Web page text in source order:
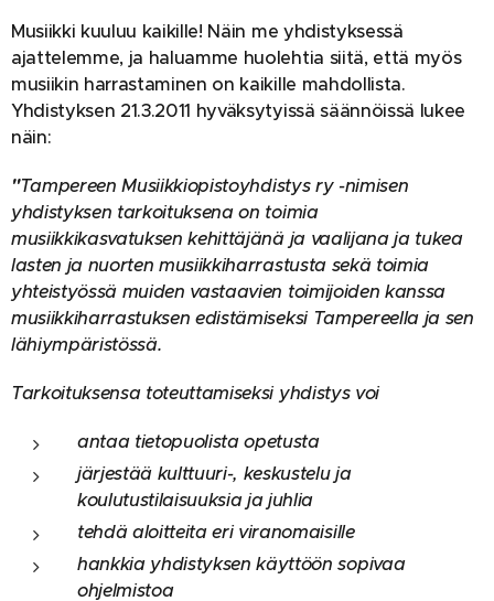
Musiikki kuuluu kaikille! Näin me yhdistyksessä
ajattelemme, ja haluamme huolehtia siitä, että myös
musiikin harrastaminen on kaikille mahdollista.
Yhdistyksen 21.3.2011 hyväksytyissä säännöissä lukee
näin:
"Tampereen Musiikkiopistoyhdistys ry -nimisen
yhdistyksen tarkoituksena on toimia
musiikkikasvatuksen kehittäjänä ja vaalijana ja tukea
lasten ja nuorten musiikkiharrastusta sekä toimia
yhteistyössä muiden vastaavien toimijoiden kanssa
musiikkiharrastuksen edistämiseksi Tampereella ja sen
lähiympäristössä.
Tarkoituksensa toteuttamiseksi yhdistys voi
antaa tietopuolista opetusta
järjestää kulttuuri-, keskustelu ja
koulutustilaisuuksia ja juhlia
tehdä aloitteita eri viranomaisille
hankkia yhdistyksen käyttöön sopivaa
ohjelmistoa